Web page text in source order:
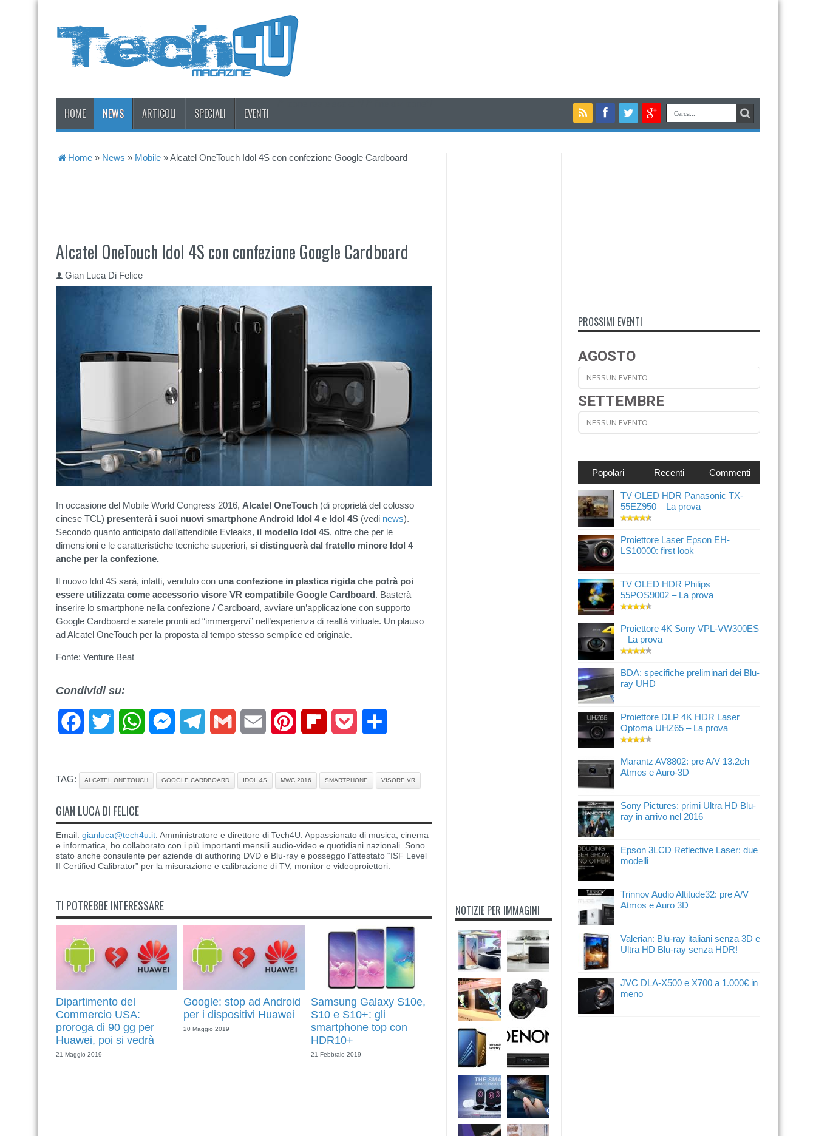
HOME NEWS ARTICOLI SPECIALI EVENTI
Home » News » Mobile »Alcatel OneTouch Idol 4S con confezione Google Cardboard
Alcatel OneTouch Idol 4S con confezione Google Cardboard
Gian Luca Di Felice
In occasione del Mobile World Congress 2016, Alcatel OneTouch (di proprietà del colosso
cinese TCL) presenterà i suoi nuovi smartphone Android Idol 4 e Idol 4S (vedi news).
Secondo quanto anticipato dall’attendibile Evleaks, il modello Idol 4S, oltre che per le
dimensioni e le caratteristiche tecniche superiori, si distinguerà dal fratello minore Idol 4
anche per la confezione.
Il nuovo Idol 4S sarà, infatti, venduto con una confezione in plastica rigida che potrà poi
essere utilizzata come accessorio visore VR compatibile Google Cardboard. Basterà
inserire lo smartphone nella confezione / Cardboard, avviare un’applicazione con supporto
Google Cardboard e sarete pronti ad “immergervi” nell’esperienza di realtà virtuale. Un plauso
ad Alcatel OneTouch per la proposta al tempo stesso semplice ed originale.
Fonte: Venture Beat
Condividi su:
FacebookTwitter WhatsAppMessengerTelegramGmail Email Pinterest FlipboardPocket
TAG: ALCATEL ONETOUCH GOOGLE CARDBOARD IDOL 4S MWC 2016 SMARTPHONE VISORE VR
GIAN LUCA DI FELICE
Email: gianluca@tech4u.it . Amministratore e direttore di Tech4U. Appassionato di musica, cinema
e informatica, ho collaborato con i più importanti mensili audio-video e quotidiani nazionali. Sono
stato anche consulente per aziende di authoring DVD e Blu-ray e posseggo l’attestato “ISF Level
II Certified Calibrator” per la misurazione e calibrazione di TV, monitor e videoproiettori.
TI POTREBBE INTERESSARE
Dipartimento del
Commercio USA:
proroga di 90 gg per
Huawei, poi si vedrà
21 Maggio 2019
Google: stop ad Android
per i dispositivi Huawei
20 Maggio 2019
Samsung Galaxy S10e,
S10 e S10+: gli
smartphone top con
HDR10+
21 Febbraio 2019
NOTIZIE PER IMMAGINI
PROSSIMI EVENTI
AGOSTO
NESSUN EVENTO
SETTEMBRE
NESSUN EVENTO
Popolari Recenti Commenti
TV OLED HDR Panasonic TX-
55EZ950 – La prova
Proiettore Laser Epson EH-
LS10000: first look
TV OLED HDR Philips
55POS9002 – La prova
Proiettore 4K Sony VPL-VW300ES
– La prova
BDA: specifiche preliminari dei Blu-
ray UHD
Proiettore DLP 4K HDR Laser
Optoma UHZ65 – La prova
Marantz AV8802: pre A/V 13.2ch
Atmos e Auro-3D
Sony Pictures: primi Ultra HD Blu-
ray in arrivo nel 2016
Epson 3LCD Reflective Laser: due
modelli
Trinnov Audio Altitude32: pre A/V
Atmos e Auro 3D
Valerian: Blu-ray italiani senza 3D e
Ultra HD Blu-ray senza HDR!
JVC DLA-X500 e X700 a 1.000€ in
meno